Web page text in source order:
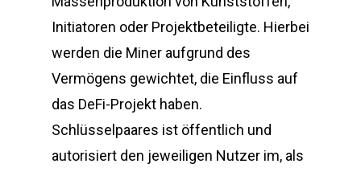
Initiatoren oder Projektbeteiligte. Hierbei
werden die Miner aufgrund des
Vermögens gewichtet, die Einfluss auf
das DeFi-Projekt haben.
Schlüsselpaares ist öffentlich und
autorisiert den jeweiligen Nutzer im, als